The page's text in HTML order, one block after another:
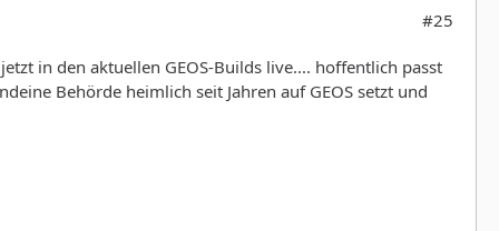
#25
in den aktuellen GEOS-Builds live.... hoffentlich passt
Behörde heimlich seit Jahren auf GEOS setzt und